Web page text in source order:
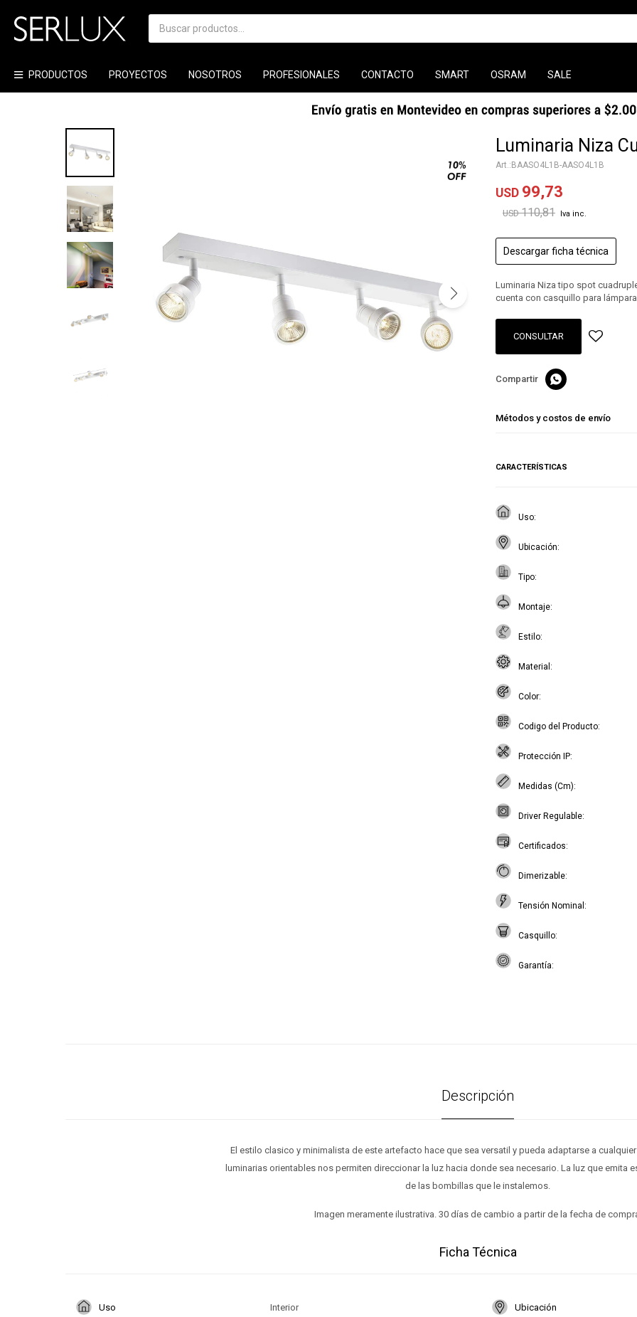
PRODUCTOS PROYECTOS NOSOTROS PROFESIONALES CONTACTO SMART OSRAM SALE
Luminaria Niza
BAASO4L1B-AASO4L1B
USD 99,73
USD 110,81
Descargar ficha técnica
Luminaria Niza tipo spot
cuenta con casquillo para
CONSULTAR

Métodos y costos de envío
CARACTERÍSTICAS
Uso
Ubicación
Tipo
Montaje
Estilo
Material
Color
Codigo del Producto
Protección IP
Medidas (Cm)
Driver Regulable
Certificados
Dimerizable
Tensión Nominal
Casquillo
Garantía
Descripción
El estilo clasico y minimalista de este artefacto hace que sea versatil y pueda adaptarse a
luminarias orientables nos permiten direccionar la luz hacia donde sea necesario. La luz que emita
de las bombillas que le instalemos.
Imagen meramente ilustrativa. 30 días de cambio a partir de la fecha de
Ficha Técnica
Uso Interior Ubicación